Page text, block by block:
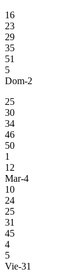
16
23
29
35
51
5
Dom-2
25
30
34
46
50
1
12
Mar-4
10
24
25
31
45
4
5
Vie-31